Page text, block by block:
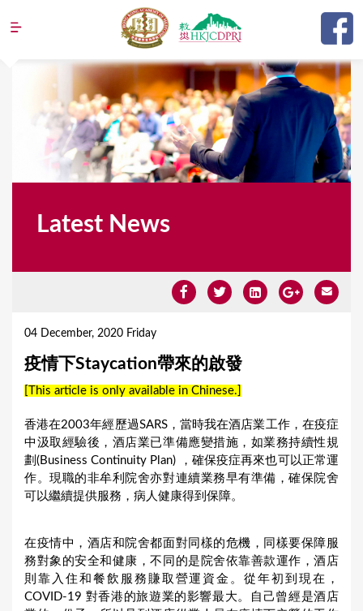
Jump to navigation
Latest News
04 December, 2020 Friday
疫情下Staycation帶來的啟發
[This article is only available in Chinese.]
香港在2003年經歷過SARS，當時我在酒店業工作，在疫症
中汲取經驗後，酒店業已準備應變措施，如業務持續性規
劃(Business Continuity Plan) ，確保疫症再來也可以正常運
作。現職的非牟利院舍亦對連續業務早有準備，確保院舍
可以繼續提供服務，病人健康得到保障。
在疫情中，酒店和院舍都面對同樣的危機，同樣要保障服
務對象的安全和健康，不同的是院舍依靠善款運作，酒店
則靠入住和餐飲服務賺取營運資金。從年初到現在，
COVID-19 對香港的旅遊業的影響最大。自己曾經是酒店